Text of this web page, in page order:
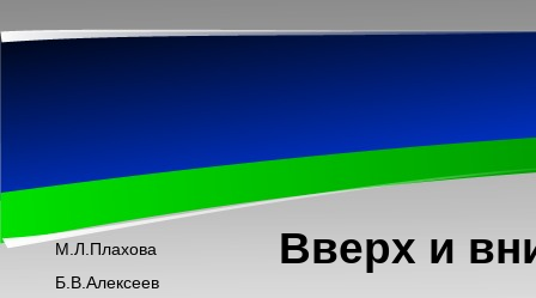
М.Л.Плахова
Б.В.Алексеев
Вверх и